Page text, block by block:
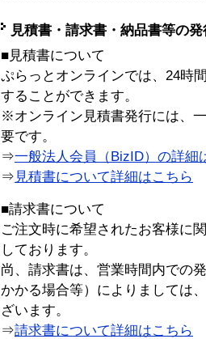
見積書・請求書・納品書等の
■見積書について
ぷらっとオンラインでは、24時
することができます。
※オンライン見積書発行には、
要です。
⇒一般法人会員（BizID）の詳細
⇒ 見積書について詳細はこちら
■請求書について
ご注文時に希望されたお客様に
しております。
尚、請求書は、営業時間内での
かかる場合等）によりましては
ざいます。
⇒請求書について詳細はこちら